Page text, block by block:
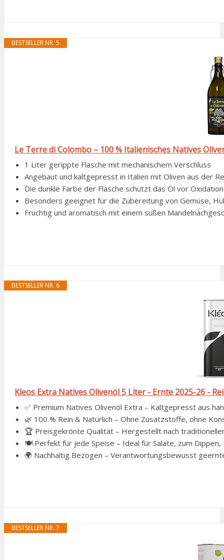
BESTSELLER NR. 5
Le Terre di Colombo – 100 % Italienisches Natives
1 Liter gerippte Flasche mit mechanischem Verschluss
Angebaut und kaltgepresst in Italien mit Oliven aus der
Die dunkle Farbe der Flasche schützt das Öl vor
Besonders geeignet für die Zubereitung von Gemüse,
Fruchtig und aromatisch mit einem süßen
BESTSELLER NR. 6
Kleos Extra Natives Olivenöl 5 Liter - Ernte 2025-26 -
✅ Premium Natives Olivenöl Extra – Kaltgepresst aus
🌿 100 % Rein & Natürlich – Ohne Zusatzstoffe, ohne
🏆 Preisgekrönte Qualität – Hergestellt nach
🍽 Perfekt für jede Speise – Ideal für Salate, zum
🌍 Nachhaltig Bezogen – Verantwortungsbewusst
BESTSELLER NR. 7